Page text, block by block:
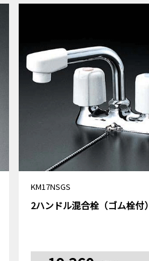
KM17NSGS
2ハンドル混合栓（ゴム栓付